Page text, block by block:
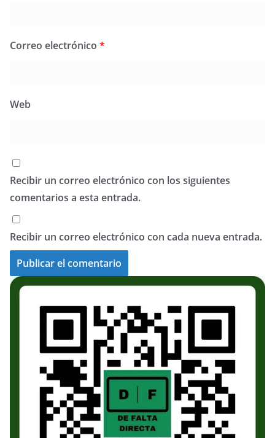
Correo electrónico *
Web
Recibir un correo electrónico con los siguientes
comentarios a esta entrada.
Recibir un correo electrónico con cada nueva entrada.